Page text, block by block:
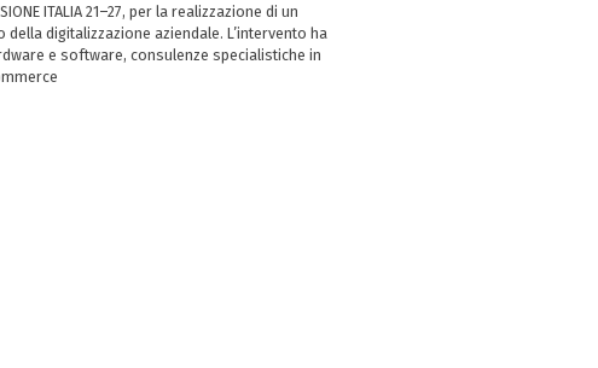
ITALIA 21–27, per la realizzazione di un
digitalizzazione aziendale. L’intervento ha
e software, consulenze specialistiche in